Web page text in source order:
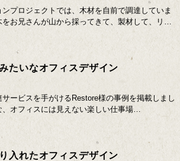
プロジェクトでは、木材を自前で調達していま
お兄さんが山から採ってきて、製材して、リ…
たいなオフィスデザイン
ービスを手がけるRestore様の事例を掲載しまし
オフィスには見えない楽しい仕事場…
入れたオフィスデザイン